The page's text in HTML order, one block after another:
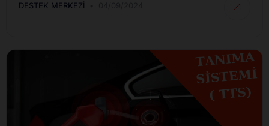
DESTEK MERKEZI